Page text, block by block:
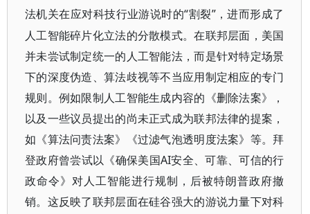
法机关在应对科技行业游说时的“割裂”，进而形成了
人工智能碎片化立法的分散模式。在联邦层面，美国
并未尝试制定统一的人工智能法，而是针对特定场景
下的深度伪造、算法歧视等不当应用制定相应的专门
规则。例如限制人工智能生成内容的《删除法案》，
以及一些议员提出的尚未正式成为联邦法律的提案，
如《算法问责法案》《过滤气泡透明度法案》等。拜
登政府曾尝试以《确保美国AI安全、可靠、可信的行
政命令》对人工智能进行规制，后被特朗普政府撤
销。这反映了联邦层面在硅谷强大的游说力量下对科